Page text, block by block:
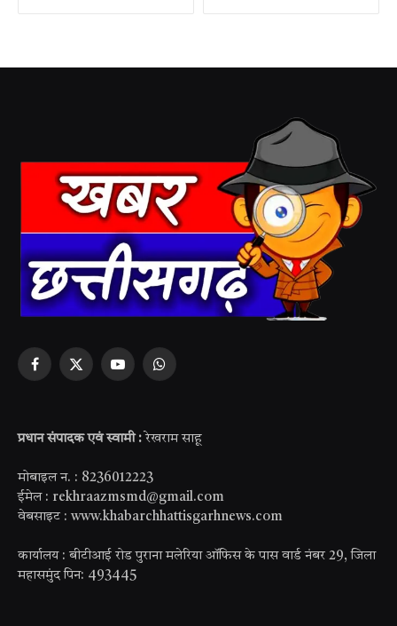
Facebook
X
YouTubeWhatsApp
प्रधान संपादक एवं स्वामी : रेखराम साहू
मोबाइल न. : 8236012223
ईमेल : rekhraazmsmd@gmail.com
वेबसाइट : www.khabarchhattisgarhnews.com
कार्यालय : बीटीआई रोड पुराना मलेरिया ऑफिस के पास वार्ड नंबर 29, जिला
महासमुंद पिन: 493445